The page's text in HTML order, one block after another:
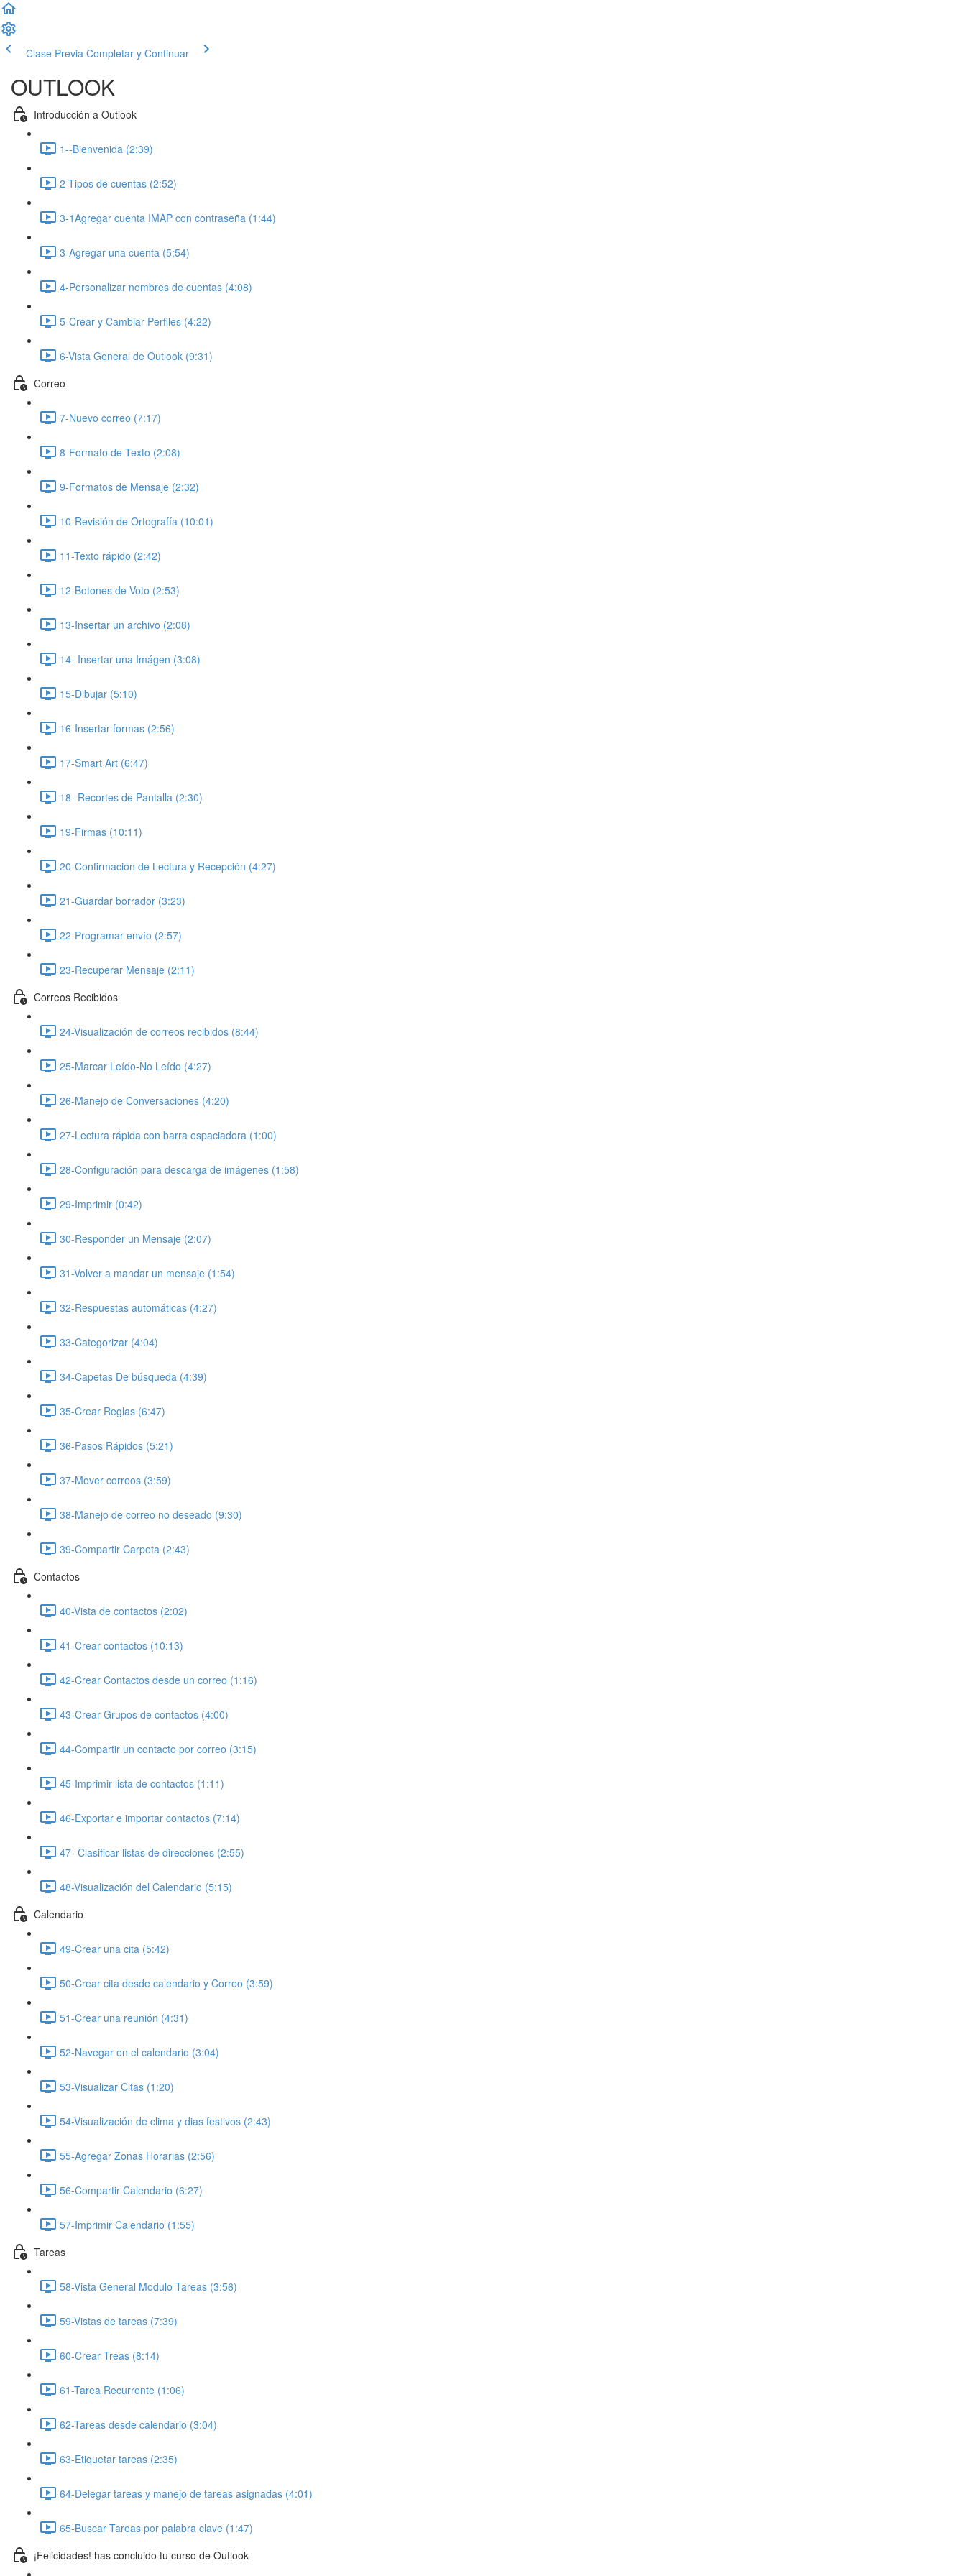
Clase Previa Completar y Continuar
OUTLOOK
Introducción a Outlook
1--Bienvenida (2:39)
2-Tipos de cuentas (2:52)
3-1Agregar cuenta IMAP con contraseña (1:44)
3-Agregar una cuenta (5:54)
4-Personalizar nombres de cuentas (4:08)
5-Crear y Cambiar Perfiles (4:22)
6-Vista General de Outlook (9:31)
Correo
7-Nuevo correo (7:17)
8-Formato de Texto (2:08)
9-Formatos de Mensaje (2:32)
10-Revisión de Ortografía (10:01)
11-Texto rápido (2:42)
12-Botones de Voto (2:53)
13-Insertar un archivo (2:08)
14- Insertar una Imágen (3:08)
15-Dibujar (5:10)
16-Insertar formas (2:56)
17-Smart Art (6:47)
18- Recortes de Pantalla (2:30)
19-Firmas (10:11)
20-Confirmación de Lectura y Recepción (4:27)
21-Guardar borrador (3:23)
22-Programar envío (2:57)
23-Recuperar Mensaje (2:11)
Correos Recibidos
24-Visualización de correos recibidos (8:44)
25-Marcar Leído-No Leído (4:27)
26-Manejo de Conversaciones (4:20)
27-Lectura rápida con barra espaciadora (1:00)
28-Configuración para descarga de imágenes (1:58)
29-Imprimir (0:42)
30-Responder un Mensaje (2:07)
31-Volver a mandar un mensaje (1:54)
32-Respuestas automáticas (4:27)
33-Categorizar (4:04)
34-Capetas De búsqueda (4:39)
35-Crear Reglas (6:47)
36-Pasos Rápidos (5:21)
37-Mover correos (3:59)
38-Manejo de correo no deseado (9:30)
39-Compartir Carpeta (2:43)
Contactos
40-Vista de contactos (2:02)
41-Crear contactos (10:13)
42-Crear Contactos desde un correo (1:16)
43-Crear Grupos de contactos (4:00)
44-Compartir un contacto por correo (3:15)
45-Imprimir lista de contactos (1:11)
46-Exportar e importar contactos (7:14)
47- Clasificar listas de direcciones (2:55)
48-Visualización del Calendario (5:15)
Calendario
49-Crear una cita (5:42)
50-Crear cita desde calendario y Correo (3:59)
51-Crear una reunión (4:31)
52-Navegar en el calendario (3:04)
53-Visualizar Citas (1:20)
54-Visualización de clima y dias festivos (2:43)
55-Agregar Zonas Horarias (2:56)
56-Compartir Calendario (6:27)
57-Imprimir Calendario (1:55)
Tareas
58-Vista General Modulo Tareas (3:56)
59-Vistas de tareas (7:39)
60-Crear Treas (8:14)
61-Tarea Recurrente (1:06)
62-Tareas desde calendario (3:04)
63-Etiquetar tareas (2:35)
64-Delegar tareas y manejo de tareas asignadas (4:01)
65-Buscar Tareas por palabra clave (1:47)
¡Felicidades! has concluido tu curso de Outlook